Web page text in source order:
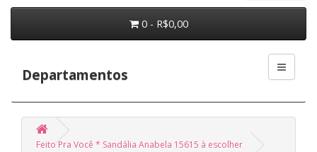
0 - R$0,00
Departamentos
Feito Pra Você * Sandália Anabela 15615 à escolher